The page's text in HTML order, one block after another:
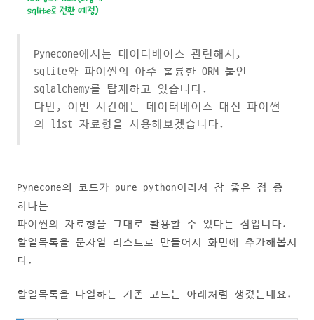
Pynecone에서는 데이터베이스 관련해서,
sqlite와 파이썬의 아주 훌륭한 ORM 툴인
sqlalchemy를 탑재하고 있습니다.
다만, 이번 시간에는 데이터베이스 대신 파이썬
의 list 자료형을 사용해보겠습니다.
Pynecone의 코드가 pure python이라서 참 좋은 점 중
하나는
파이썬의 자료형을 그대로 활용할 수 있다는 점입니다.
할일목록을 문자열 리스트로 만들어서 화면에 추가해봅시
다.
할일목록을 나열하는 기존 코드는 아래처럼 생겼는데요.